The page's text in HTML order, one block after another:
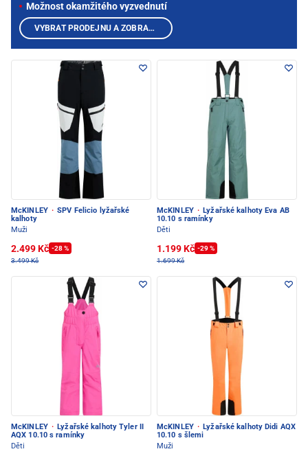
McKINLEY · SPV Felicio lyžařské
kalhoty
Muži
2.499 Kč -28 %
3.499 Kč
McKINLEY · Lyžařské kalhoty Eva AB
10.10 s ramínky
Děti
1.199 Kč -29 %
1.699 Kč
McKINLEY · Lyžařské kalhoty Tyler II
AQX 10.10 s ramínky
Děti
McKINLEY · Lyžařské kalhoty Didi AQX
10.10 s šlemi
Muži
Možnost okamžitého vyzvednutí
VYBRAT PRODEJNU A ZOBRAZIT PRODUKTY